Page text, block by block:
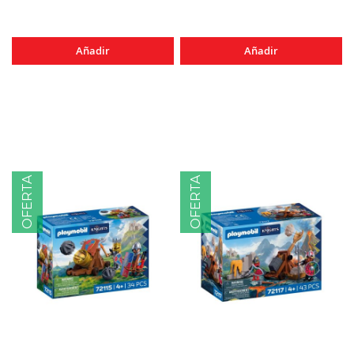
Añadir Añadir
OFERTA OFERTA